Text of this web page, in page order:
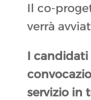
Il co-
verrà
I candidati
servizio in